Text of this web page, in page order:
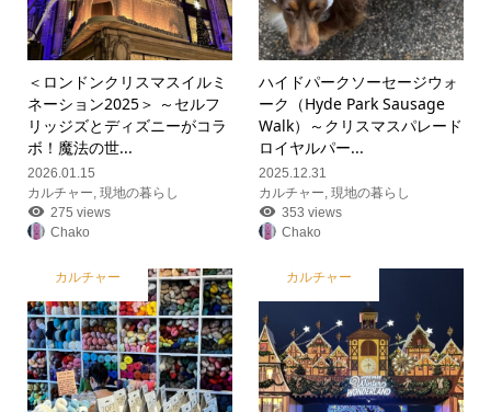
＜ロンドンクリスマスイルミ
ネーション2025＞ ～セルフ
リッジズとディズニーがコラ
ボ！魔法の世...
2026.01.15
カルチャー 現地の暮らし
275 views
Chako
ハイドパークソーセージウォ
ーク（Hyde Park Sausage
Walk）～クリスマスパレード
ロイヤルパー...
2025.12.31
カルチャー ,現地の暮らし
353 views
Chako
カルチャー カルチャー